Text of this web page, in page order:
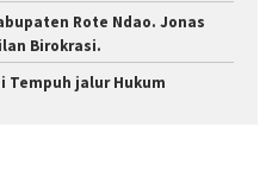
Rote Ndao. Jonas
Birokrasi.
Tempuh jalur Hukum